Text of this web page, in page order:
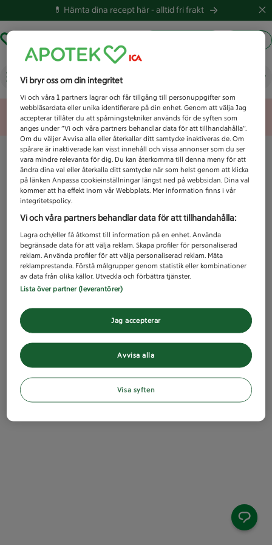
💊 Hämta dina recept här -alltid fri frakt
Vad letar du efter idag?
Unknown error
Vi bryr oss om din integritet
Vi och våra1 partners lagrar och får tillgång till personuppgifter som
webbläsardata eller unika identifierare på din enhet. Genom att välja Jag
accepterar tillåter du att spårningstekniker används för de syften som
anges under ”Vi och våra partners behandlar data för att tillhandahålla”.
Om du väljer Avvisa alla eller återkallar ditt samtycke inaktiveras de. Om
spårare är inaktiverade kan visst innehåll och vissa annonser som du ser
vara mindre relevanta för dig. Du kan återkomma till denna meny för att
ändra dina val eller återkalla ditt samtycke när som helst genom att klicka
på länken Anpassa cookieinställningar längst ned på webbsidan. Dina val
kommer att ha effekt inom vår Webbplats. Mer information finns i vår
integritetspolicy.
Vi och våra partners behandlar data för att tillhandahålla:
Lagra och/eller få åtkomst till information på en enhet. Använda
begränsade data för att välja reklam. Skapa profiler för personaliserad
reklam. Använda profiler för att välja personaliserad reklam. Mäta
reklamprestanda. Förstå målgrupper genom statistik eller kombinationer
av data från olika källor. Utveckla och förbättra tjänster.
Lista över partner (leverantörer)
Avvisa alla
Jag accepterar
Visa syften